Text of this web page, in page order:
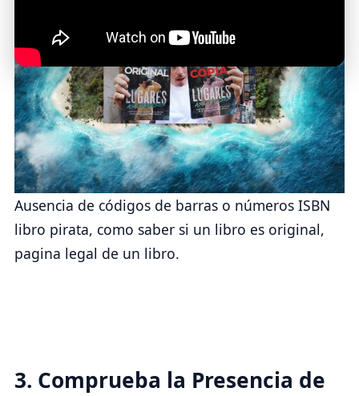
Ausencia de códigos de barras o números ISBN
libro pirata, como saber si un libro es original,
pagina legal de un libro.
3. Comprueba la Presencia de